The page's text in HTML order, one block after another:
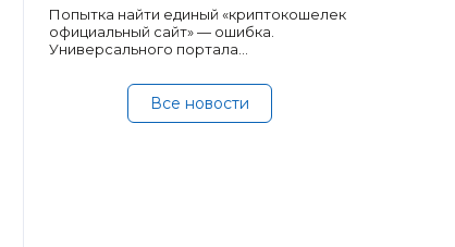
Попытка найти единый «криптокошелек
официальный сайт» — ошибка.
Универсального портала…
Все новости